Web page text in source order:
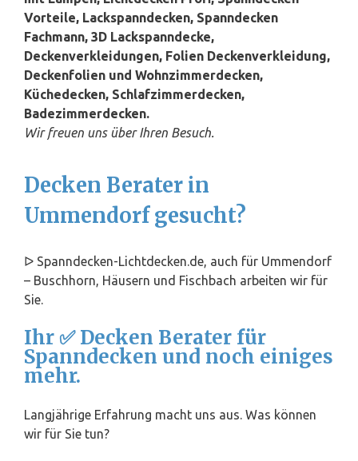
Vorteile, Lackspanndecken, Spanndecken
Fachmann, 3D Lackspanndecke,
Deckenverkleidungen, Folien Deckenverkleidung,
Deckenfolien und Wohnzimmerdecken,
Küchedecken, Schlafzimmerdecken,
Badezimmerdecken.
Wir freuen uns über Ihren Besuch.
Decken Berater in
Ummendorf gesucht?
ᐅ Spanndecken-Lichtdecken.de, auch für Ummendorf
– Buschhorn, Häusern und Fischbach arbeiten wir für
Sie.
Ihr ✅ Decken Berater für
Spanndecken und noch einiges
mehr.
Langjährige Erfahrung macht uns aus. Was können
wir für Sie tun?